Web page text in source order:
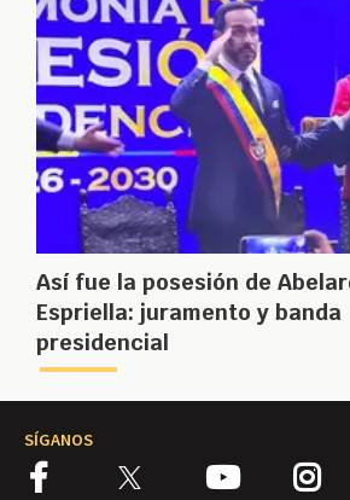
Así fue la posesión de
Espriella: juramento y banda
presidencial
SÍGANOS